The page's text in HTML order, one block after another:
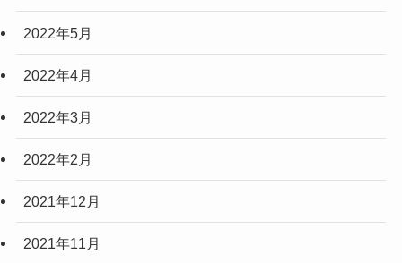
2022年5月
2022年4月
2022年3月
2022年2月
2021年12月
2021年11月